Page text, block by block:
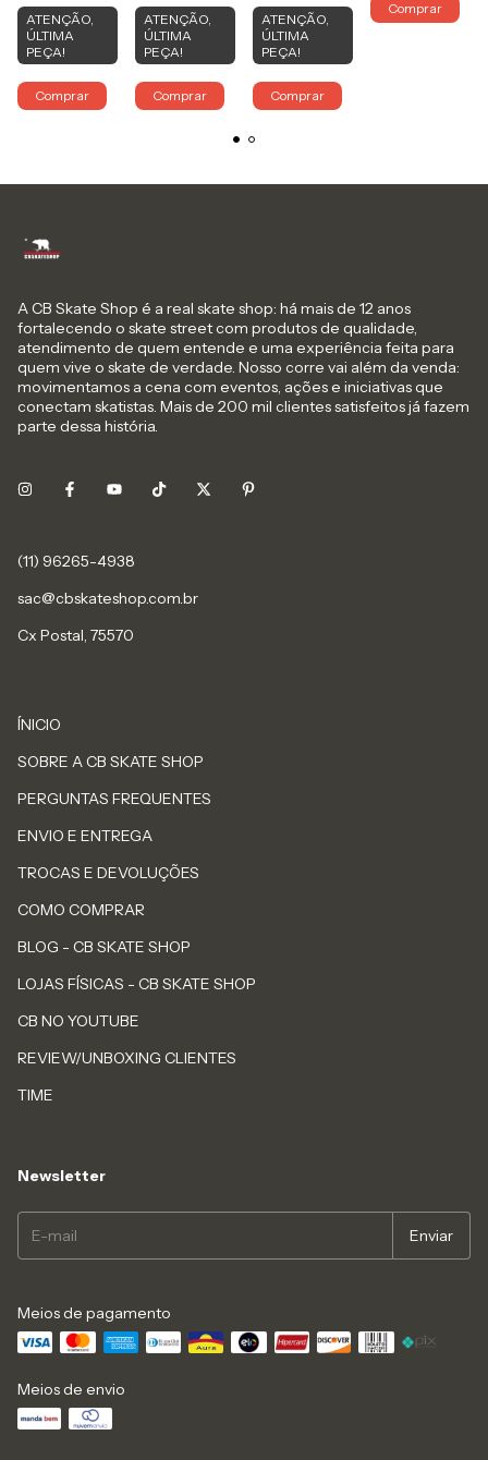
ATENÇÃO,
ÚLTIMA
PEÇA!
Comprar
ATENÇÃO,
ÚLTIMA
PEÇA!
Comprar
ATENÇÃO,
ÚLTIMA
PEÇA!
Comprar
Comprar
A CB Skate Shop é a real skate shop: há mais de 12 anos
fortalecendo o skate street com produtos de qualidade,
atendimento de quem entende e uma experiência feita para
quem vive o skate de verdade. Nosso corre vai além da venda:
movimentamos a cena com eventos, ações e iniciativas que
conectam skatistas. Mais de 200 mil clientes satisfeitos já fazem
parte dessa história.
sac@cbskateshop.com.br
Cx Postal, 75570
ÍNICIO
SOBRE A CB SKATE SHOP
PERGUNTAS FREQUENTES
ENVIO E ENTREGA
TROCAS E DEVOLUÇÕES
COMO COMPRAR
BLOG - CB SKATE SHOP
LOJAS FÍSICAS - CB SKATE SHOP
CB NO YOUTUBE
REVIEW/UNBOXING CLIENTES
TIME
Newsletter
Meios de pagamento
Meios de envio